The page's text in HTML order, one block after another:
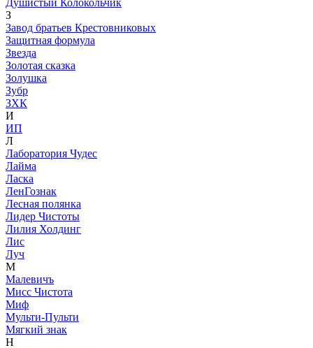
Душистый Колокольчик
З
Завод братьев Крестовниковых
Защитная формула
Звезда
Золотая сказка
Золушка
Зубр
ЗХК
И
ИП
Л
Лаборатория Чудес
Лайма
Ласка
ЛенГознак
Лесная полянка
Лидер Чистоты
Лилия Холдинг
Лис
Луч
М
Малевичъ
Мисс Чистота
Миф
Мульти-Пульти
Мягкий знак
Н